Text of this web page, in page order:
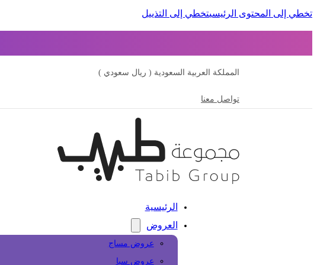
تخطي إلى المحتوى الرئيسيتخطي إلى التذييل
المملكة العربية السعودية ( ريال سعودي )
تواصل معنا
الرئيسية
العروض
عروض مساج
عروض سبا